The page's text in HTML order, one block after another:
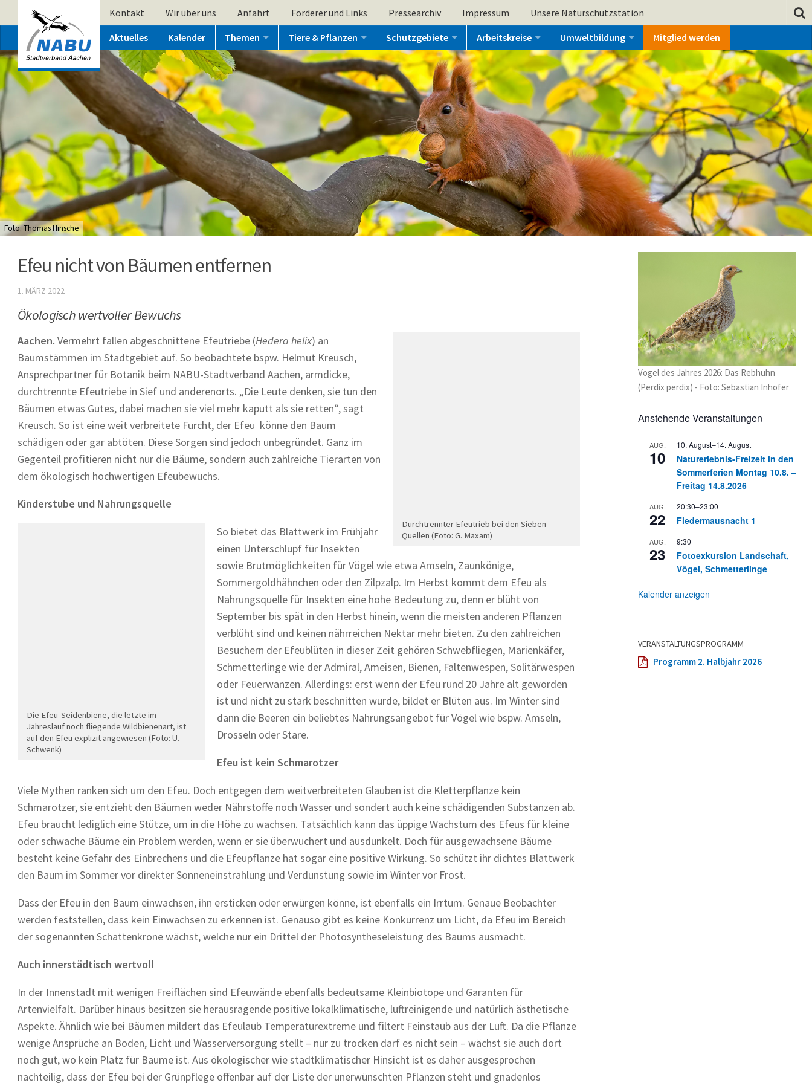
Kontakt Wir über uns Anfahrt Förderer und Links Pressearchiv Impressum Unsere Naturschutzstation
Aktuelles Kalender Themen Tiere & Pflanzen Schutzgebiete Arbeitskreise Umweltbildung Mitglied werden
Foto: Thomas Hinsche
Efeu nicht von Bäumen entfernen
1. MÄRZ 2022
Ökologisch wertvoller Bewuchs
Durchtrennter Efeutrieb bei den Sieben
Quellen (Foto: G. Maxam)
Aachen. Vermehrt fallen abgeschnittene Efeutriebe (Hedera helix) an
Baumstämmen im Stadtgebiet auf. So beobachtete bspw. Helmut Kreusch,
Ansprechpartner für Botanik beim NABU-Stadtverband Aachen, armdicke,
durchtrennte Efeutriebe in Sief und anderenorts. „Die Leute denken, sie tun den
Bäumen etwas Gutes, dabei machen sie viel mehr kaputt als sie retten“, sagt
Kreusch. So ist eine weit verbreitete Furcht, der Efeu könne den Baum
schädigen oder gar abtöten. Diese Sorgen sind jedoch unbegründet. Ganz im
Gegenteil profitieren nicht nur die Bäume, sondern auch zahlreiche Tierarten von
dem ökologisch hochwertigen Efeubewuchs.
Kinderstube und Nahrungsquelle
Die Efeu-Seidenbiene, die letzte im
Jahreslauf noch fliegende Wildbienenart, ist
auf den Efeu explizit angewiesen (Foto: U.
Schwenk)
So bietet das Blattwerk im Frühjahr
einen Unterschlupf für Insekten
sowie Brutmöglichkeiten für Vögel wie etwa Amseln, Zaunkönige,
Sommergoldhähnchen oder den Zilpzalp. Im Herbst kommt dem Efeu als
Nahrungsquelle für Insekten eine hohe Bedeutung zu, denn er blüht von
September bis spät in den Herbst hinein, wenn die meisten anderen Pflanzen
verblüht sind und keinen nährreichen Nektar mehr bieten. Zu den zahlreichen
Besuchern der Efeublüten in dieser Zeit gehören Schwebfliegen, Marienkäfer,
Schmetterlinge wie der Admiral, Ameisen, Bienen, Faltenwespen, Solitärwespen
oder Feuerwanzen. Allerdings: erst wenn der Efeu rund 20 Jahre alt geworden
ist und nicht zu stark beschnitten wurde, bildet er Blüten aus. Im Winter sind
dann die Beeren ein beliebtes Nahrungsangebot für Vögel wie bspw. Amseln,
Drosseln oder Stare.
Efeu ist kein Schmarotzer
Viele Mythen ranken sich um den Efeu. Doch entgegen dem weitverbreiteten Glauben ist die Kletterpflanze kein
Schmarotzer, sie entzieht den Bäumen weder Nährstoffe noch Wasser und sondert auch keine schädigenden Substanzen ab.
Efeu braucht lediglich eine Stütze, um in die Höhe zu wachsen. Tatsächlich kann das üppige Wachstum des Efeus für kleine
oder schwache Bäume ein Problem werden, wenn er sie überwuchert und ausdunkelt. Doch für ausgewachsene Bäume
besteht keine Gefahr des Einbrechens und die Efeupflanze hat sogar eine positive Wirkung. So schützt ihr dichtes Blattwerk
den Baum im Sommer vor direkter Sonneneinstrahlung und Verdunstung sowie im Winter vor Frost.
Dass der Efeu in den Baum einwachsen, ihn ersticken oder erwürgen könne, ist ebenfalls ein Irrtum. Genaue Beobachter
werden feststellen, dass kein Einwachsen zu erkennen ist. Genauso gibt es keine Konkurrenz um Licht, da Efeu im Bereich
der sogenannten Schattenkrone wächst, welche nur ein Drittel der Photosyntheseleistung des Baums ausmacht.
Auch innerstädtisch wertvoll
In der Innenstadt mit wenigen Freiflächen sind Efeuwände ebenfalls bedeutsame Kleinbiotope und Garanten für
Artenvielfalt. Darüber hinaus besitzen sie herausragende positive lokalklimatische, luftreinigende und natürlich ästhetische
Aspekte. Ähnlich wie bei Bäumen mildert das Efeulaub Temperaturextreme und filtert Feinstaub aus der Luft. Da die Pflanze
wenige Ansprüche an Boden, Licht und Wasserversorgung stellt – nur zu trocken darf es nicht sein – wächst sie auch dort
noch gut, wo kein Platz für Bäume ist. Aus ökologischer wie stadtklimatischer Hinsicht ist es daher ausgesprochen
nachteilig, dass der Efeu bei der Grünpflege offenbar auf der Liste der unerwünschten Pflanzen steht und gnadenlos
Vogel des Jahres 2026: Das Rebhuhn
(Perdix perdix) - Foto: Sebastian Inhofer
Anstehende Veranstaltungen
AUG.
10
10. August–14. August
Naturerlebnis-Freizeit in den
Sommerferien Montag 10.8. –
Freitag 14.8.2026
AUG.
22
20:30–23:00
Fledermausnacht 1
AUG.
23
9:30
Fotoexkursion Landschaft,
Vögel, Schmetterlinge
Kalender anzeigen
VERANSTALTUNGSPROGRAMM
Programm 2. Halbjahr 2026